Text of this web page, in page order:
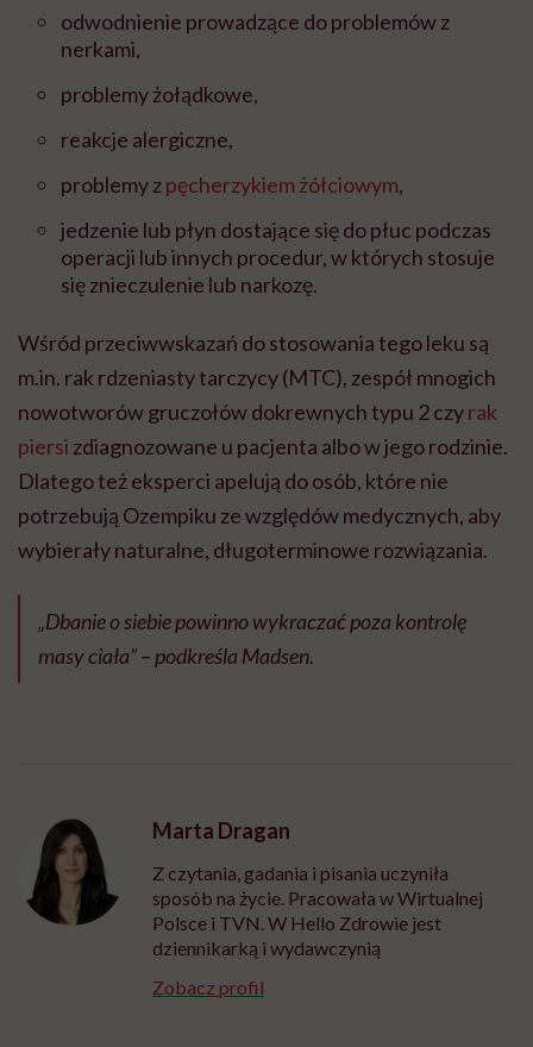
odwodnienie prowadzące do problemów z
nerkami,
problemy żołądkowe,
reakcje alergiczne,
problemy zpęcherzykiem żółciowym,
jedzenie lub płyn dostające się do płuc podczas
operacji lub innych procedur, w których stosuje
się znieczulenie lub narkozę.
Wśród przeciwwskazań do stosowania tego leku są
m.in. rak rdzeniasty tarczycy (MTC), zespół mnogich
nowotworów gruczołów dokrewnych typu 2 czyrak
piersi zdiagnozowane u pacjenta albo w jego rodzinie.
Dlatego też eksperci apelują do osób, które nie
potrzebują Ozempiku ze względów medycznych, aby
wybierały naturalne, długoterminowe rozwiązania.
„Dbanie o siebie powinno wykraczać poza kontrolę
masy ciała” – podkreśla Madsen.
Marta Dragan
Z czytania, gadania i pisania uczyniła
sposób na życie. Pracowała w Wirtualnej
Polsce i TVN. W Hello Zdrowie jest
dziennikarką i wydawczynią
Zobacz profil